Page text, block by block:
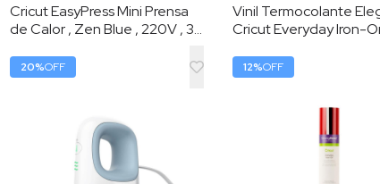
Cricut EasyPress Mini Prensa
de Calor , Zen Blue , 220V , 3
8,3 × 5 cm
20%OFF
Vinil Termocolante
Cricut Everyday Iron-
30,5 × 30,5 cm , Preto /
Branco / Vermelho
12%OFF